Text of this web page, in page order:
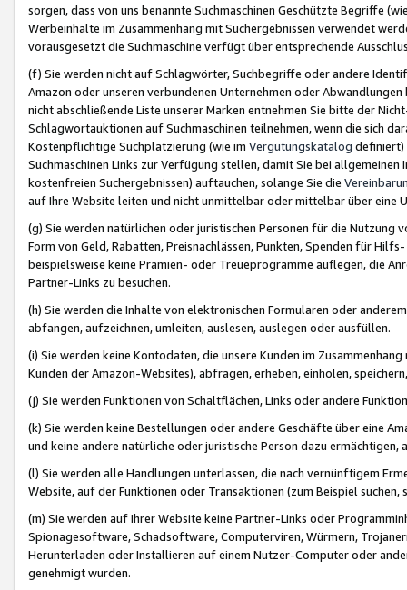
sorgen, dass von uns benannte Suchmaschinen Geschützte Begriffe
Werbeinhalte im Zusammenhang mit Suchergebnissen verwendet
vorausgesetzt die Suchmaschine verfügt über entsprechende
(f) Sie werden nicht auf Schlagwörter, Suchbegriffe oder andere
Amazon oder unseren verbundenen Unternehmen oder
nicht abschließende Liste unserer Marken entnehmen Sie bitte der
Schlagwortauktionen auf Suchmaschinen teilnehmen, wenn die sich
Kostenpflichtige Suchplatzierung (wie im Vergütungskatalog definiert)
Suchmaschinen Links zur Verfügung stellen, damit Sie bei
kostenfreien Suchergebnissen) auftauchen, solange Sie die
auf Ihre Website leiten und nicht unmittelbar oder mittelbar über eine
(g) Sie werden natürlichen oder juristischen Personen für die Nutzung
Form von Geld, Rabatten, Preisnachlässen, Punkten, Spenden für
beispielsweise keine Prämien- oder Treueprogramme auflegen, die
Partner-Links zu besuchen.
(h) Sie werden die Inhalte von elektronischen Formularen oder
abfangen, aufzeichnen, umleiten, auslesen, auslegen oder ausfüllen.
(i) Sie werden keine Kontodaten, die unsere Kunden im
Kunden der Amazon-Websites), abfragen, erheben, einholen,
(j) Sie werden Funktionen von Schaltflächen, Links oder andere
(k) Sie werden keine Bestellungen oder andere Geschäfte über eine
und keine andere natürliche oder juristische Person dazu
(l) Sie werden alle Handlungen unterlassen, die nach vernünftigem
Website, auf der Funktionen oder Transaktionen (zum Beispiel
(m) Sie werden auf Ihrer Website keine Partner-Links oder
Spionagesoftware, Schadsoftware, Computerviren, Würmern,
Herunterladen oder Installieren auf einem Nutzer-Computer oder
genehmigt wurden.